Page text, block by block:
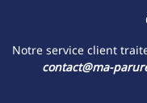
Notre service client
contact@ma-